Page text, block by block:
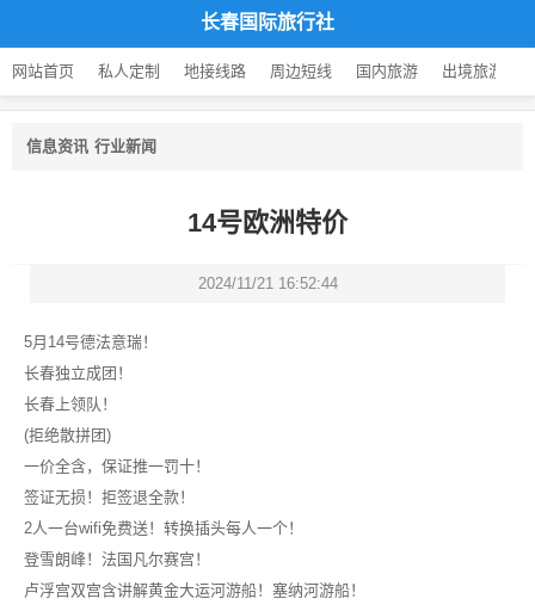
长春国际旅行社
网站首页 私人定制 地接线路 周边短线 国内旅游 出境旅游
信息资讯 行业新闻
14号欧洲特价
2024/11/21 16:52:44
5月14号德法意瑞！
长春独立成团！
长春上领队！
(拒绝散拼团)
一价全含，保证推一罚十！
签证无损！拒签退全款！
2人一台wifi免费送！转换插头每人一个！
登雪朗峰！法国凡尔赛宫！
卢浮宫双宫含讲解黄金大运河游船！塞纳河游船！